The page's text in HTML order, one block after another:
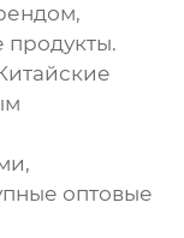
продукты.
оптовые